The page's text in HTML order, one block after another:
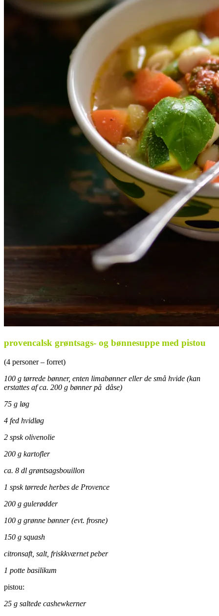
provencalsk grøntsags- og bønnesuppe med pistou
(4 personer – forret)
100 g tørrede bønner, enten limabønner eller de små hvide (kan
erstattes af ca. 200 g bønner på dåse)
75 g løg
4 fed hvidløg
2 spsk olivenolie
200 g kartofler
ca. 8 dl grøntsagsbouillon
1 spsk tørrede herbes de Provence
200 g gulerødder
100 g grønne bønner (evt. frosne)
150 g squash
citronsaft, salt, friskkværnet peber
1 potte basilikum
pistou:
25 g saltede cashewkerner